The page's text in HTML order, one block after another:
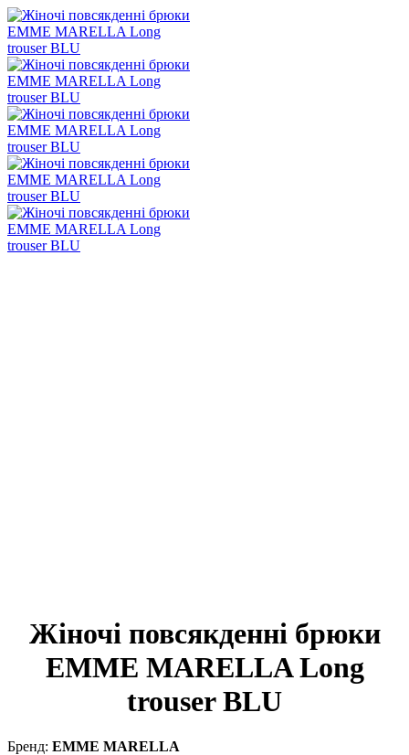
Жіночі повсякденні брюки
EMME MARELLA Long
trouser BLU
EMME MARELLA